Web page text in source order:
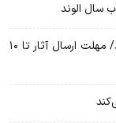
سال الوند
فراخوان سوگواره رسانه‌ای «روایت وداع» منتشر شد/ مهلت ارسال آثار تا ۱۰